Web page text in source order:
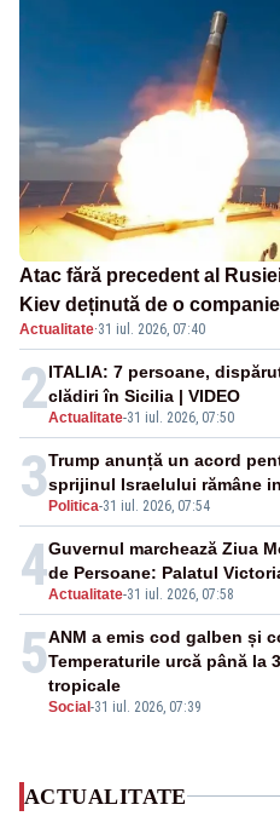
Atac fără precedent al
Kiev deținută de o
rachetă rusească
Actualitate·31 iul. 2026, 07:40
2Actualitate-31 iul. 2026, 07:50
ITALIA: 7 persoane,
clădiri în Sicilia | VIDEO
3Politica-31 iul. 2026, 07:54
Trump anunță un acord
sprijinul Israelului rămâne
4Actualitate-31 iul. 2026, 07:58
Guvernul marchează Ziua
de Persoane: Palatul
5
Social-31 iul. 2026, 07:39
ANM a emis cod galben și
Temperaturile urcă până la
tropicale
ACTUALITATE